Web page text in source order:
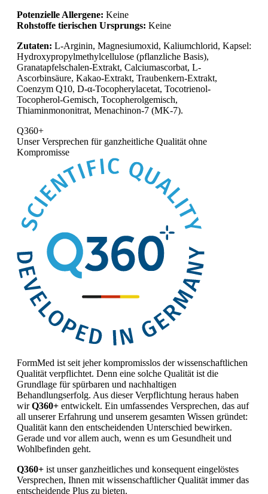
Potenzielle Allergene: Keine
Rohstoffe tierischen Ursprungs: Keine
Zutaten: L-Arginin, Magnesiumoxid, Kaliumchlorid, Kapsel:
Hydroxypropylmethylcellulose (pflanzliche Basis),
Granatapfelschalen-Extrakt, Calciumascorbat, L-
Ascorbinsäure, Kakao-Extrakt, Traubenkern-Extrakt,
Coenzym Q10, D-α-Tocopherylacetat, Tocotrienol-
Tocopherol-Gemisch, Tocopherolgemisch,
Thiaminmononitrat, Menachinon-7 (MK-7).
Q360+
Unser Versprechen für ganzheitliche Qualität ohne
Kompromisse
FormMed ist seit jeher kompromisslos der wissenschaftlichen
Qualität verpflichtet. Denn eine solche Qualität ist die
Grundlage für spürbaren und nachhaltigen
Behandlungserfolg. Aus dieser Verpflichtung heraus haben
wirQ360+ entwickelt. Ein umfassendes Versprechen, das auf
all unserer Erfahrung und unserem gesamten Wissen gründet:
Qualität kann den entscheidenden Unterschied bewirken.
Gerade und vor allem auch, wenn es um Gesundheit und
Wohlbefinden geht.
Q360+ ist unser ganzheitliches und konsequent eingelöstes
Versprechen, Ihnen mit wissenschaftlicher Qualität immer das
entscheidende Plus zu bieten.